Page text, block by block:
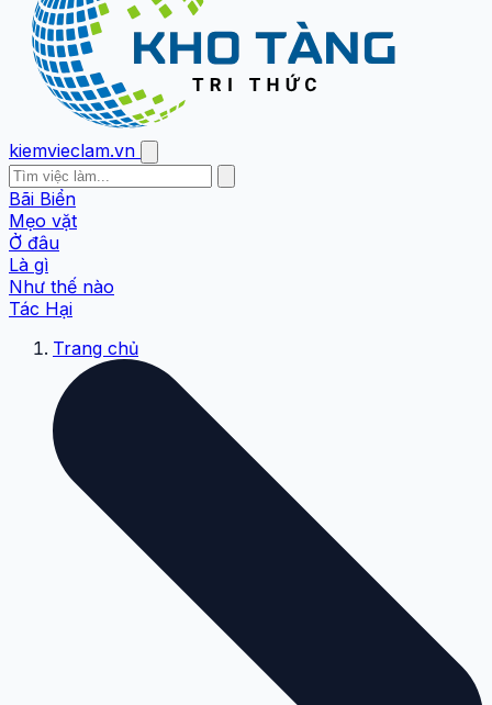
kiemvieclam.vn
Bãi Biển
Mẹo vặt
Ở đâu
Là gì
Như thế nào
Tác Hại
Trang chủ